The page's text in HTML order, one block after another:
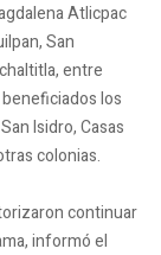
Atlicpac
San
entre
los
Isidro, Casas
colonias.
continuar
informó el